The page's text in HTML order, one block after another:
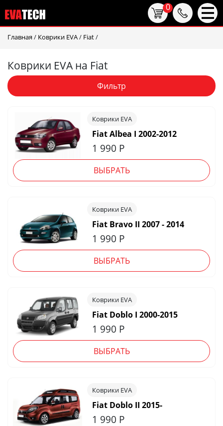
Главная / Коврики EVA/ Fiat/
Коврики EVA на Fiat
Фильтр
Коврики EVA
Fiat Albea I 2002-2012
1 990 Р
ВЫБРАТЬ
Коврики EVA
Fiat Bravo II 2007 - 2014
1 990 Р
ВЫБРАТЬ
Коврики EVA
Fiat Doblo I 2000-2015
1 990 Р
ВЫБРАТЬ
Коврики EVA
Fiat Doblo II 2015-
1 990 Р
0